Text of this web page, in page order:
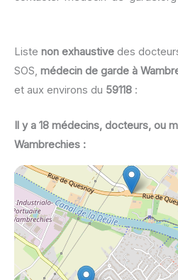
Liste non exhaustive des
SOS, médecin de garde à
et aux environs du 59118 :
Il y a 18 médecins, docteurs, ou
Wambrechies :